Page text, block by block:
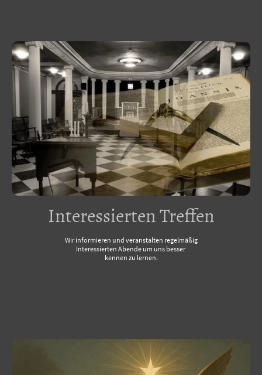
Interessierten Treffen
Wir informieren und veranstalten regelmäßig
Interessierten Abende um uns besser
kennen zu lernen.